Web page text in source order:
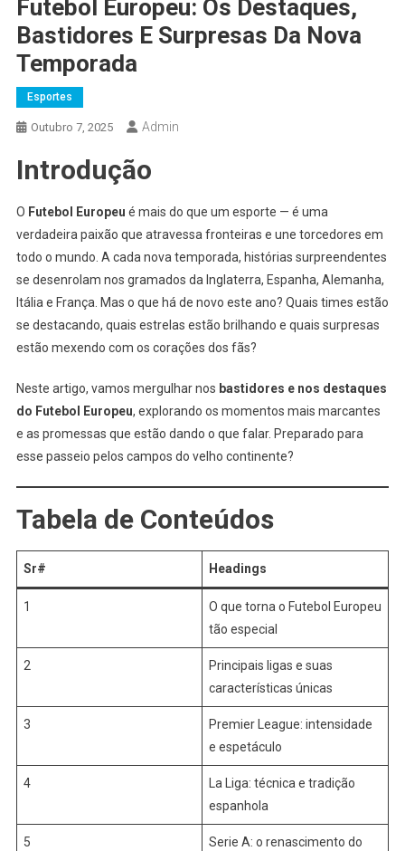
Futebol Europeu: Os Destaques,
Bastidores E Surpresas Da Nova
Temporada
Esportes
Outubro 7, 2025 Admin
Introdução
O Futebol Europeu é mais do que um esporte — é uma
verdadeira paixão que atravessa fronteiras e une torcedores em
todo o mundo. A cada nova temporada, histórias surpreendentes
se desenrolam nos gramados da Inglaterra, Espanha, Alemanha,
Itália e França. Mas o que há de novo este ano? Quais times estão
se destacando, quais estrelas estão brilhando e quais surpresas
estão mexendo com os corações dos fãs?
Neste artigo, vamos mergulhar nos bastidores e nos destaques
do Futebol Europeu, explorando os momentos mais marcantes
e as promessas que estão dando o que falar. Preparado para
esse passeio pelos campos do velho continente?
Tabela de Conteúdos
Sr# Headings
1
O que torna o Futebol Europeu
tão especial
2
Principais ligas e suas
características únicas
3
Premier League: intensidade
e espetáculo
4
La Liga: técnica e tradição
espanhola
5
Serie A: o renascimento do